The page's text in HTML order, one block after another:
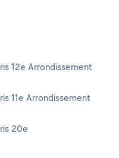
12e Arrondissement
11e Arrondissement
20e